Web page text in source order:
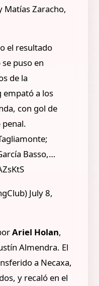
Matías Zaracho,
el resultado
puso en
de la
empató a los
con gol de
penal.
Basso,…
July 8,
Ariel Holan,
Almendra. El
a Necaxa,
y recaló en el